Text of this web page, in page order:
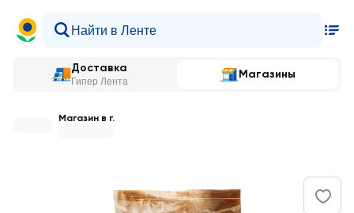
Доставка
Гипер Лента
Магазины
Магазин в г.